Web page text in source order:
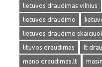
lietuvos draudimas vilnius
lietuvos draudimo
lietuvos draudimo
lituvos draudimas
lt
mano draudimas.lt